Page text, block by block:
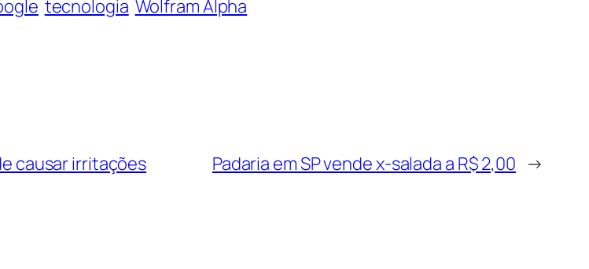
tecnologia Wolfram Alpha
causar irritações Padaria em SP vende x-salada a R$ 2,00 →